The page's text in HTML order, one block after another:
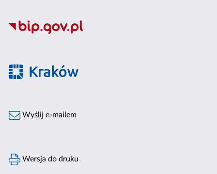
Wyślij e-mailem
Wersja do druku